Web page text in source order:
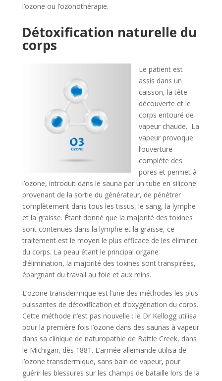
l’ozone ou l’ozonothérapie.
Détoxification naturelle du
corps
Le patient est
assis dans un
caisson, la tête
découverte et le
corps entouré de
vapeur chaude. La
vapeur provoque
l’ouverture
complète des
pores et permet à
l’ozone, introduit dans le sauna par un tube en silicone
provenant de la sortie du générateur, de pénétrer
complètement dans tous les tissus, le sang, la lymphe
et la graisse. Étant donné que la majorité des toxines
sont contenues dans la lymphe et la graisse, ce
traitement est le moyen le plus efficace de les éliminer
du corps. La peau étant le principal organe
d’élimination, la majorité des toxines sont transpirées,
épargnant du travail au foie et aux reins.
L’ozone transdermique est l’une des méthodes les plus
puissantes de détoxification et d’oxygénation du corps.
Cette méthode n’est pas nouvelle : le Dr Kellogg utilisa
pour la première fois l’ozone dans des saunas à vapeur
dans sa clinique de naturopathie de Battle Creek, dans
le Michigan, dès 1881. L’armée allemande utilisa de
l’ozone transdermique, sans bain de vapeur, pour
guérir les blessures sur les champs de bataille lors de la